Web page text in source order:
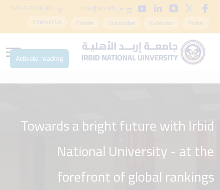
inu@inu.edu.jo
962-2-7056682
Portal
Calendar
Graduates
Events
Contact Us
Towards a bright future with Irbid
National University - at the
forefront of global rankings
Activate reading